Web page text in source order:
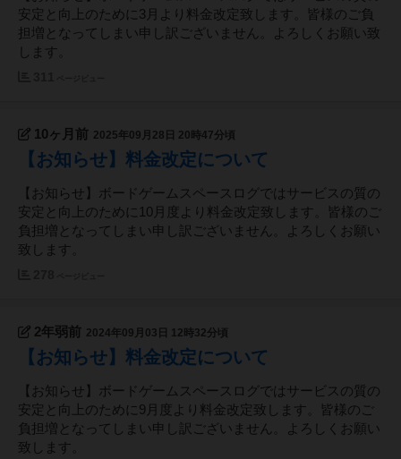
安定と向上のために3月より料金改定致します。皆様のご負
担増となってしまい申し訳ございません。よろしくお願い致
します。
10ヶ月前 2025年09月28日 20時47分頃
【お知らせ】料金改定について
【お知らせ】ボードゲームスペースログではサービスの質の
安定と向上のために10月度より料金改定致します。皆様のご
負担増となってしまい申し訳ございません。よろしくお願い
致します。
2年弱前 2024年09月03日 12時32分頃
【お知らせ】料金改定について
【お知らせ】ボードゲームスペースログではサービスの質の
安定と向上のために9月度より料金改定致します。皆様のご
負担増となってしまい申し訳ございません。よろしくお願い
致します。